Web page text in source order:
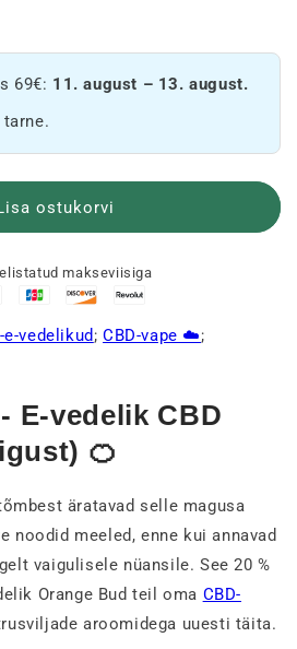
69€: 11. august – 13. august.
ostukorvi
makseviisiga
e-vedelikud;CBD-vape ☁️;
E-vedelik CBD
🍊
äratavad selle magusa
noodid meeled, enne kui annavad
vaigulisele nüansile. See 20 %
Orange Bud teil oma CBD-
aroomidega uuesti täita.